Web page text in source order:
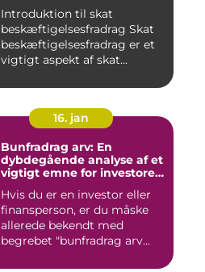
Introduktion til skat
beskæftigelsesfradrag Skat
beskæftigelsesfradrag er et
vigtigt aspekt af skat...
16. jan
Bunfradrag arv: En
dybdegående analyse af et
vigtigt emne for investorer
Hvis du er en investor eller
finansperson, er du måske
allerede bekendt med
begrebet "bunfradrag arv...